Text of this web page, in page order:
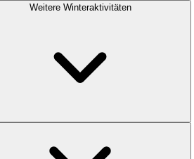
Weitere Winteraktivitäten